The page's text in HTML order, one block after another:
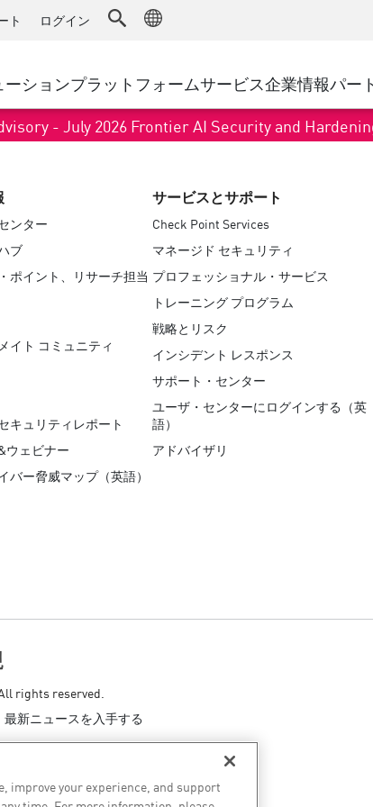
SASE
プライベートアクセス
ーション
ュリティソリューション
Service Edge
ティング
地方自治体
通信事業者/サービス
環境別ソリューショ
大規模企業
小規模企業および中規
プラットフォームサービス
ドファイアウォール
企業情報イベント
パー
Google Cloud
Azure Cloud
ト ログイン
- July 2026 Frontier AI Security and
ンター
ブ
ポイント、リサーチ担当
イト コミュニティ
キュリティレポート
ウェビナー
バー脅威マップ（英語）
サービスとサポート
Check Point Services
マネージド セキュリティ
プロフェッショナル・サービス
トレーニング プログラム
戦略とリスク
インシデント レスポンス
サポート・センター
ユーザ・センターにログインする（英
語）
アドバイザリ
rights reserved.
最新ニュースを入手する
improve your experience, and support